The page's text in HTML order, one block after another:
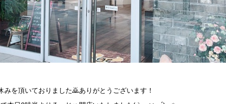
を頂いておりました🙇ありがとうございます！